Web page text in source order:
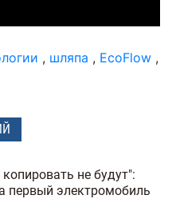
, шляпа , EcoFlow ,
не будут":
первый электромобиль